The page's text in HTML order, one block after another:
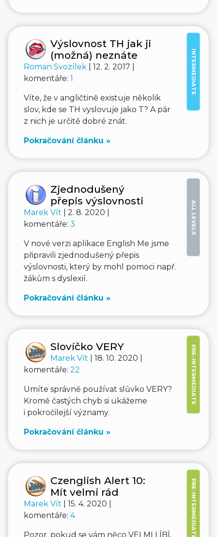
INTERMEDIATE
Výslovnost TH jak ji
(možná) neznáte
Roman Svozílek
| 12. 2. 2017 |
komentáře: 1
Víte, že v angličtině existuje několik
slov, kde se TH vyslovuje jako T? A pár
z nich je určitě dobré znát.
Pokračování článku »
ALL LEVELS
Zjednodušený
přepis výslovnosti
Marek Vít
| 2. 8. 2020 |
komentáře: 3
V nové verzi aplikace English Me jsme
připravili zjednodušený přepis
výslovnosti, který by mohl pomoci např.
žákům s dyslexií.
Pokračování článku »
PRE-INTERMEDIATE
Slovíčko VERY
Marek Vít
| 18. 10. 2020 |
komentáře: 22
Umíte správně používat slůvko VERY?
Kromě častých chyb si ukážeme
i pokročilejší významy.
Pokračování článku »
PRE-INTERMEDIATE
Czenglish Alert 10:
Mít velmi rád
Marek Vít
| 15. 4. 2020 |
komentáře: 4
Pozor, pokud se vám něco VELMI LÍBÍ,